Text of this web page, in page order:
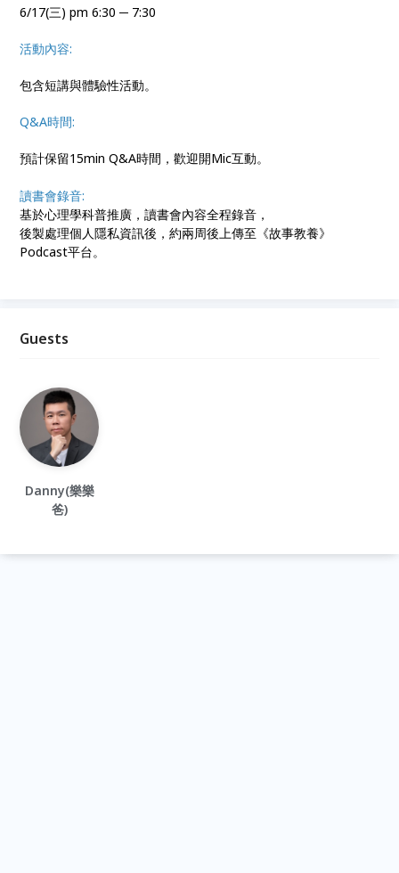
6/17(三) pm 6:30 ─ 7:30
活動內容:
包含短講與體驗性活動。
Q&A時間:
預計保留15min Q&A時間，歡迎開Mic互動。
讀書會錄音:
基於心理學科普推廣，讀書會內容全程錄音，
後製處理個人隱私資訊後，約兩周後上傳至《故事教養》
Podcast平台。
Guests
Danny(樂樂
爸)